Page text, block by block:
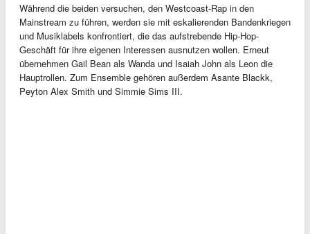
Während die beiden versuchen, den Westcoast-Rap in den
Mainstream zu führen, werden sie mit eskalierenden Bandenkriegen
und Musiklabels konfrontiert, die das aufstrebende Hip-Hop-
Geschäft für ihre eigenen Interessen ausnutzen wollen. Erneut
übernehmen Gail Bean als Wanda und Isaiah John als Leon die
Hauptrollen. Zum Ensemble gehören außerdem Asante Blackk,
Peyton Alex Smith und Simmie Sims III.